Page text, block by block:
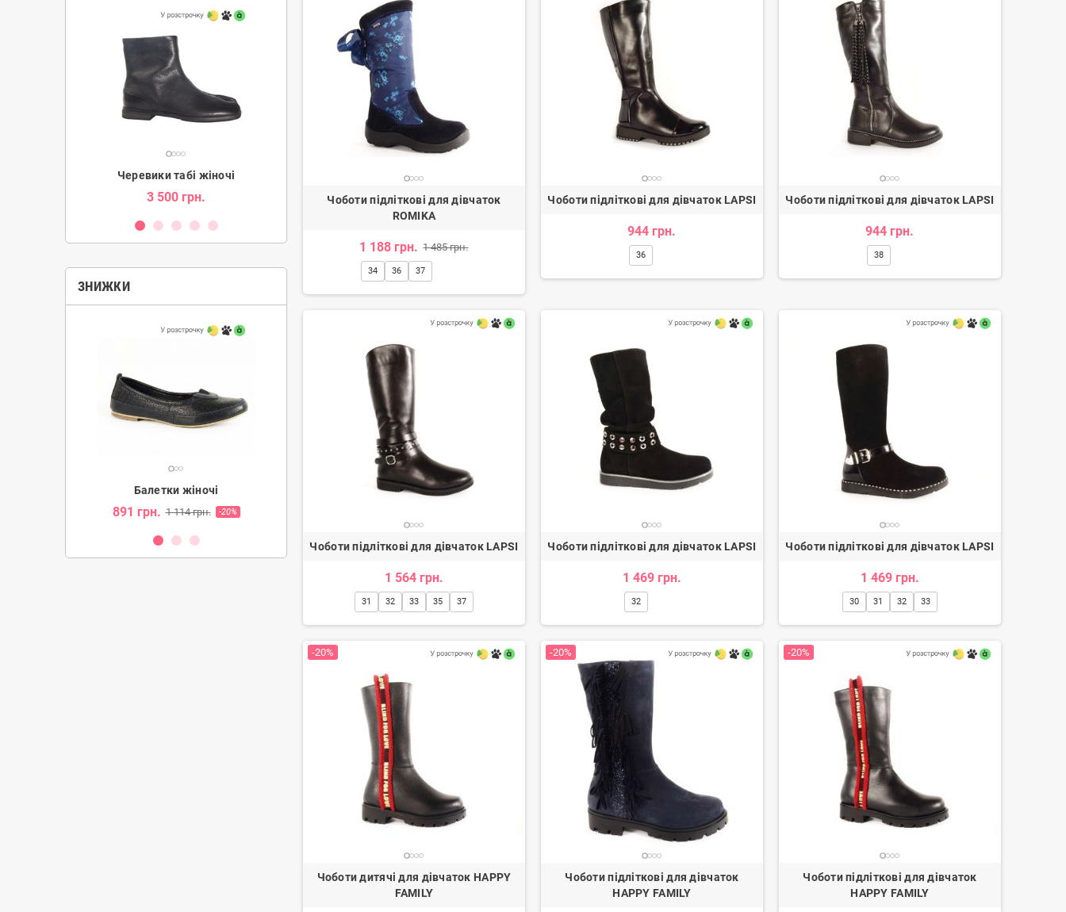
Черевики табі жіночі
3 500 грн.
Угги жіночі
2 080 грн. 2 600 грн. -20% 3 080 грн. 3 350 грн.
Черевики ковбойки жіночі
4 170 грн.
ЗНИЖКИ
Балетки жіночі
891 грн. 1 114 грн. -20%
Балетки жіночі Балетки жіночі
Чоботи підліткові для дівчаток
ROMIKA
1 188 грн. 1 485 грн.
34 36 37
Чоботи підліткові для дівчаток LAPSI
944 грн.
36
Чоботи підліткові для дівчаток LAPSI
944 грн.
38
Чоботи підліткові для дівчаток LAPSI
1 564 грн.
31 32 33 35 37
Чоботи підліткові для дівчаток LAPSI
1 469 грн.
32
Чоботи підліткові для дівчаток LAPSI
1 469 грн.
30 31 32 33
-20%
Чоботи дитячі для дівчаток HAPPY
FAMILY
-20%
Чоботи підліткові для дівчаток
HAPPY FAMILY
-20%
Чоботи підліткові для дівчаток
HAPPY FAMILY